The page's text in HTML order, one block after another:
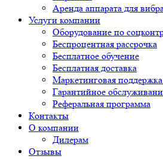
Аренда аппарата для
Услуги компании
Оборудование по
Беспроцентная рассрочка
Бесплатное обучение
Бесплатная доставка
Маркетинговая
Гарантийное
Реферальная программа
Контакты
О компании
Дилерам
Отзывы